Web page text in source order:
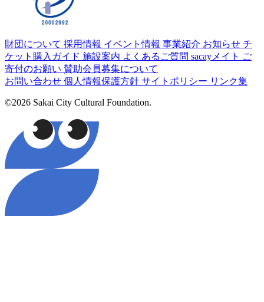
財団について 採用情報 イベント情報 事業紹介 お知らせ チ
ケット購入ガイド 施設案内 よくあるご質問 sacayメイト ご
寄付のお願い 賛助会員募集について
お問い合わせ 個人情報保護方針 サイトポリシー リンク集
©2026 Sakai City Cultural Foundation.